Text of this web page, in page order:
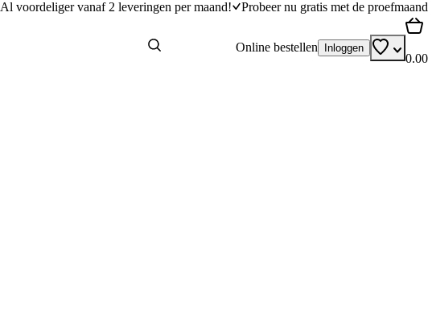
Al voordeliger vanaf 2 leveringen per maand! Probeer nu gratis met de proefmaand
Online bestellen Inloggen
0.00